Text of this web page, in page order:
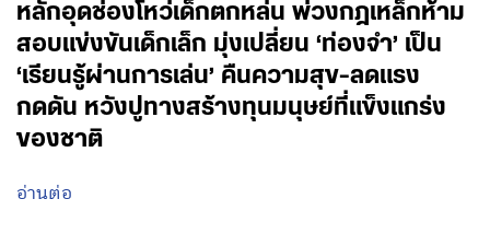
หลักอุดช่องโหว่เด็กตกหล่น พ่วงกฎเหล็กห้าม
สอบแข่งขันเด็กเล็ก มุ่งเปลี่ยน ‘ท่องจำ’ เป็น
‘เรียนรู้ผ่านการเล่น’ คืนความสุข-ลดแรง
กดดัน หวังปูทางสร้างทุนมนุษย์ที่แข็งแกร่ง
ของชาติ
อ่านต่อ